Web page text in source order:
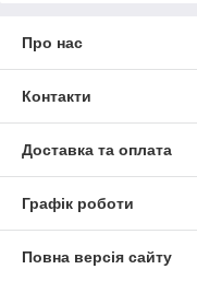
Про нас
Контакти
Доставка та оплата
Графік роботи
Повна версія сайту